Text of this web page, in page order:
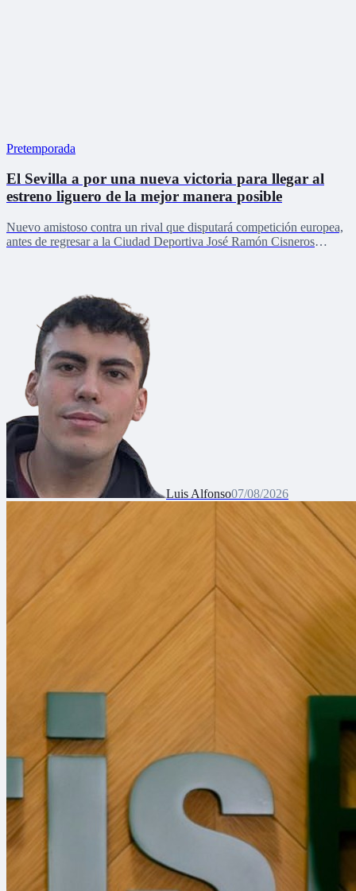
Pretemporada
El Sevilla a por una nueva victoria para llegar al
estreno liguero de la mejor manera posible
Nuevo amistoso contra un rival que disputará competición europea,
antes de regresar a la Ciudad Deportiva José Ramón Cisneros
Luis Alfonso07/08/2026